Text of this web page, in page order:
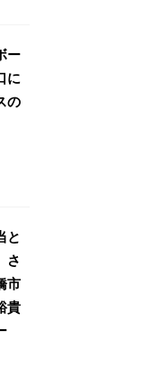
ー
に
の
と
さ
市
貴